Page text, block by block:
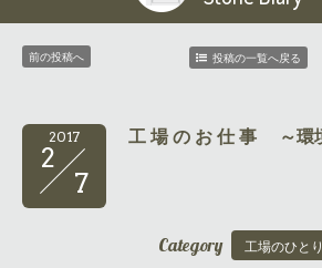
前の投稿へ 投稿の一覧へ戻る
2017
2
7
工 場 の お 仕 事 ～環
Category 工場のひと